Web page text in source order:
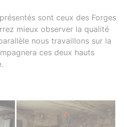
sont ceux des Forges
mieux observer la qualité
nous travaillons sur la
ces deux hauts